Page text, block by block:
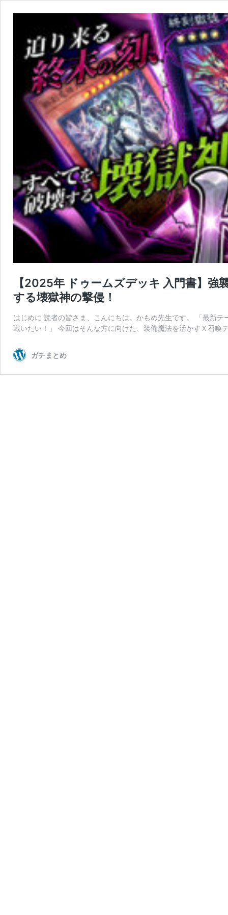
【2025年 ドゥームズデッキ 入門書】
する壊獄神の撃侵！
はじめに 読者の皆さま、こんにちは。かもめ先生です。 「最新
戦いたい！」 今回はそんな方に向けた、装備魔法を活かすＸ召
ガチまとめ